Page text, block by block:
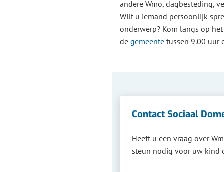
andere Wmo, dagbesteding,
Wilt u iemand persoonlijk
onderwerp? Kom langs op
de gemeente tussen 9.00 uur
Contact Sociaal
Heeft u een vraag over
steun nodig voor uw kind